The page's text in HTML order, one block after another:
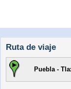
Ruta de viaje
Puebla -